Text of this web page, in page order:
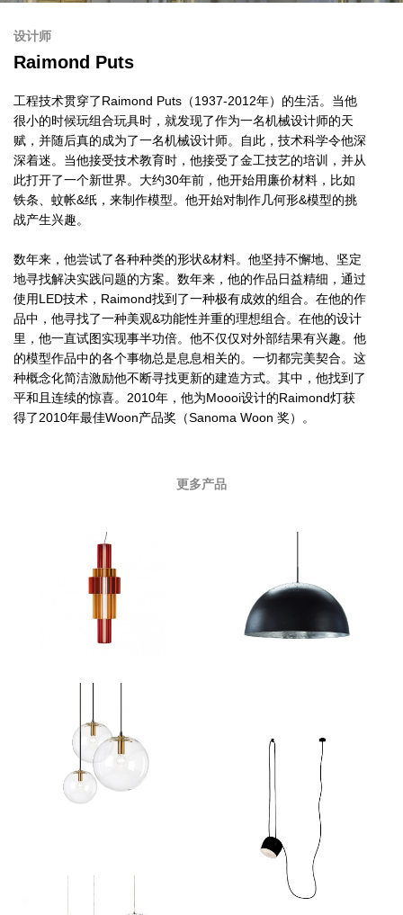
设计师
Raimond Puts
工程技术贯穿了Raimond Puts（1937-2012年）的生活。当他
很小的时候玩组合玩具时，就发现了作为一名机械设计师的天
赋，并随后真的成为了一名机械设计师。自此，技术科学令他深
深着迷。当他接受技术教育时，他接受了金工技艺的培训，并从
此打开了一个新世界。大约30年前，他开始用廉价材料，比如
铁条、蚊帐&纸，来制作模型。他开始对制作几何形&模型的挑
战产生兴趣。
数年来，他尝试了各种种类的形状&材料。他坚持不懈地、坚定
地寻找解决实践问题的方案。数年来，他的作品日益精细，通过
使用LED技术，Raimond找到了一种极有成效的组合。在他的作
品中，他寻找了一种美观&功能性并重的理想组合。在他的设计
里，他一直试图实现事半功倍。他不仅仅对外部结果有兴趣。他
的模型作品中的各个事物总是息息相关的。一切都完美契合。这
种概念化简洁激励他不断寻找更新的建造方式。其中，他找到了
平和且连续的惊喜。2010年，他为Moooi设计的Raimond灯获
得了2010年最佳Woon产品奖（Sanoma Woon 奖）。
更多产品